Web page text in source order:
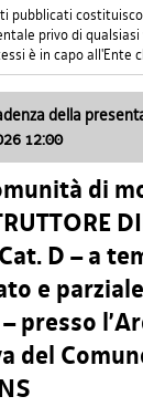
pubblicati
privo di
è in capo all'Ente
della
12:00
di
D – a
e
presso
del